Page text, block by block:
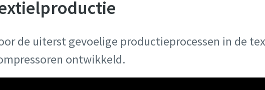
de uiterst gevoelige productieprocessen in de
ontwikkeld.